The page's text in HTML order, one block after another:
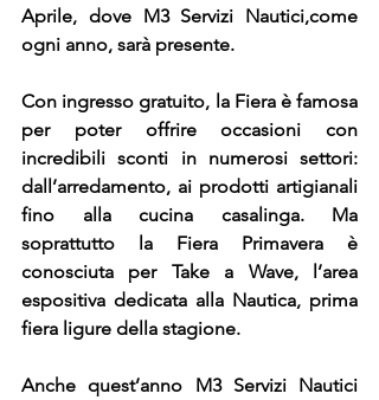
Aprile, dove M3 Servizi Nautici,come
ogni anno, sarà presente.
Con ingresso gratuito, la Fiera è famosa
per poter offrire occasioni con
incredibili sconti in numerosi settori:
dall’arredamento, ai prodotti artigianali
fino alla cucina casalinga. Ma
soprattutto la Fiera Primavera è
conosciuta per Take a Wave, l’area
espositiva dedicata alla Nautica, prima
fiera ligure della stagione.
Anche quest’anno M3 Servizi Nautici